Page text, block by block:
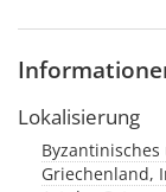
Lokalisierung
Griechenland,